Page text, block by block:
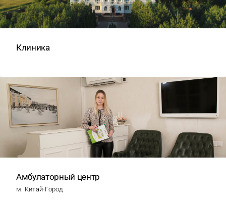
Клиника
Амбулаторный центр
м. Китай-Город